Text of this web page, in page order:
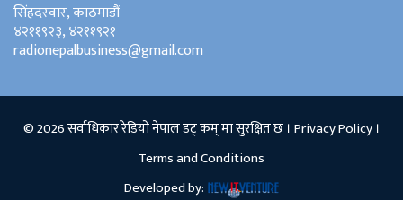
सिंहदरवार, काठमाडौं
४२११९२३, ४२११९२१
radionepalbusiness@gmail.com
© 2026 सर्वाधिकार रेडियो नेपाल डट् कम् मा सुरक्षित छ । Privacy Policy।
Terms and Conditions
Developed by: